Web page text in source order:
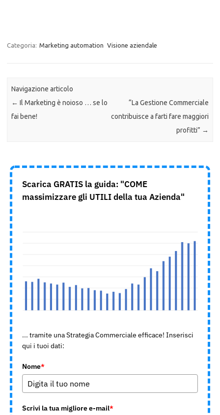
Categoria: Marketing automation Visione aziendale
Navigazione articolo
← Il Marketing è noioso … se lo
fai bene!
“La Gestione Commerciale
contribuisce a farti fare maggiori
profitti” →
Scarica GRATIS la guida: "COME
massimizzare gli UTILI della tua Azienda"
... tramite una Strategia Commerciale efficace! Inserisci
qui i tuoi dati:
Nome*
Scrivi la tua migliore e-mail*